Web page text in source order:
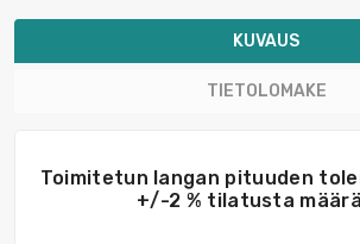
KUVAUS
TIETOLOMAKE
Toimitetun langan pituuden
+/-2 % tilatusta